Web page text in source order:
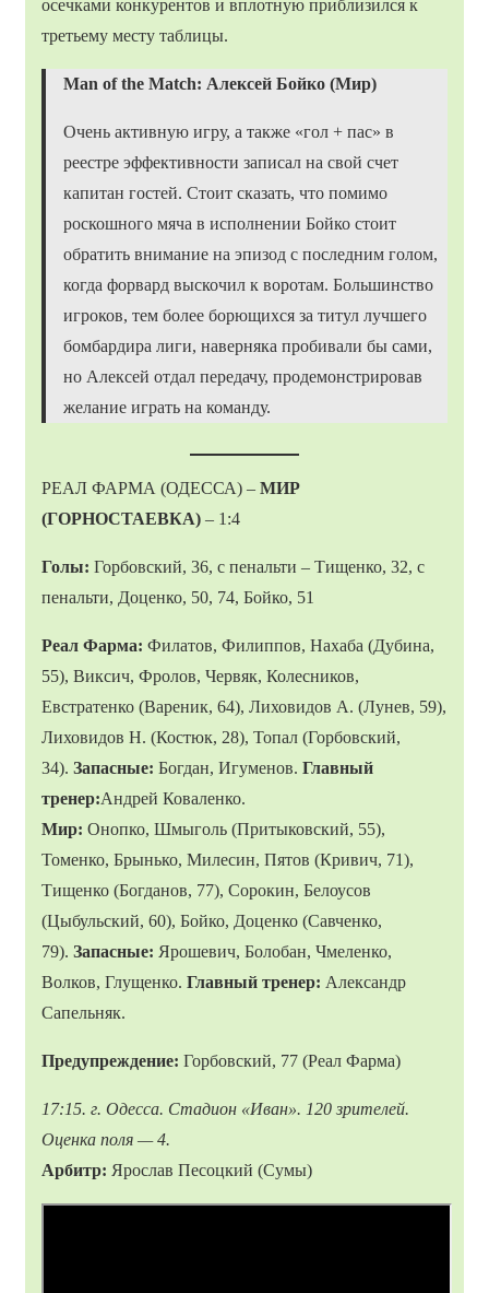
осечками конкурентов и вплотную приблизился к
третьему месту таблицы.
Man of the Match: Алексей Бойко (Мир)
Очень активную игру, а также «гол + пас» в
реестре эффективности записал на свой счет
капитан гостей. Стоит сказать, что помимо
роскошного мяча в исполнении Бойко стоит
обратить внимание на эпизод с последним голом,
когда форвард выскочил к воротам. Большинство
игроков, тем более борющихся за титул лучшего
бомбардира лиги, наверняка пробивали бы сами,
но Алексей отдал передачу, продемонстрировав
желание играть на команду.
РЕАЛ ФАРМА (ОДЕССА) – МИР
(ГОРНОСТАЕВКА) – 1:4
Голы: Горбовский, 36, с пенальти – Тищенко, 32, с
пенальти, Доценко, 50, 74, Бойко, 51
Реал Фарма: Филатов, Филиппов, Нахаба (Дубина,
55), Виксич, Фролов, Червяк, Колесников,
Евстратенко (Вареник, 64), Лиховидов А. (Лунев, 59),
Лиховидов Н. (Костюк, 28), Топал (Горбовский,
34). Запасные: Богдан, Игуменов. Главный
тренер:Андрей Коваленко.
Мир: Онопко, Шмыголь (Притыковский, 55),
Томенко, Брынько, Милесин, Пятов (Кривич, 71),
Тищенко (Богданов, 77), Сорокин, Белоусов
(Цыбульский, 60), Бойко, Доценко (Савченко,
79). Запасные: Ярошевич, Болобан, Чмеленко,
Волков, Глущенко. Главный тренер: Александр
Сапельняк.
Предупреждение: Горбовский, 77 (Реал Фарма)
17:15. г. Одесса. Стадион «Иван». 120 зрителей.
Оценка поля — 4.
Арбитр: Ярослав Песоцкий (Сумы)